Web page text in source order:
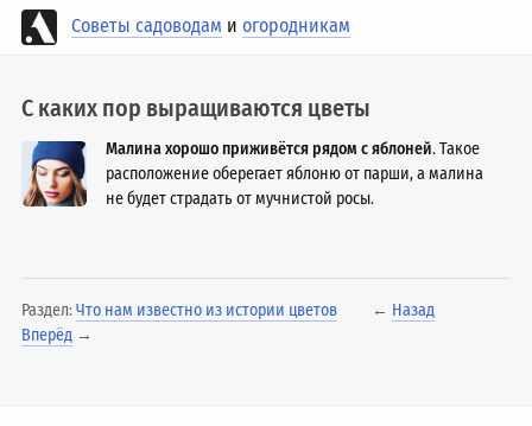
Советы садоводам иогородникам
С каких пор выращиваются цветы
Малина хорошо приживётся рядом с яблоней. Такое
расположение оберегает яблоню от парши, а малина
не будет страдать от мучнистой росы.
Раздел:Что нам известно из истории цветов ← Назад
Вперёд →